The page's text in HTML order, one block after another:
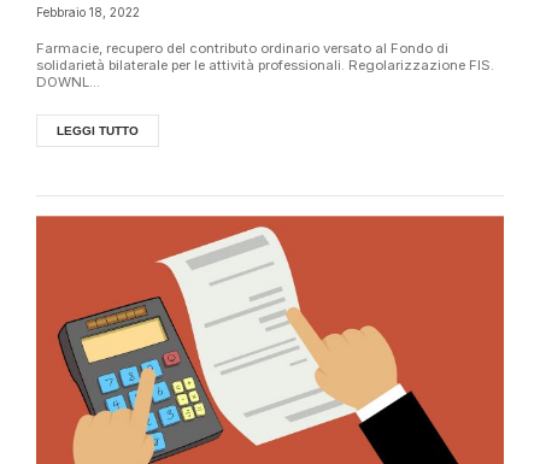
Febbraio 18, 2022
Farmacie, recupero del contributo ordinario versato al Fondo di
solidarietà bilaterale per le attività professionali. Regolarizzazione FIS.
DOWNL...
LEGGI TUTTO